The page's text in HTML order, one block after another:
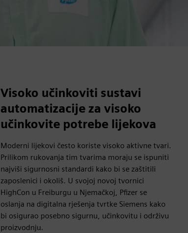
Visoko učinkoviti sustavi
automatizacije za visoko
učinkovite potrebe lijekova
Moderni lijekovi često koriste visoko aktivne tvari.
Prilikom rukovanja tim tvarima moraju se ispuniti
najviši sigurnosni standardi kako bi se zaštitili
zaposlenici i okoliš. U svojoj novoj tvornici
HighCon u Freiburgu u Njemačkoj, Pfizer se
oslanja na digitalna rješenja tvrtke Siemens kako
bi osigurao posebno sigurnu, učinkovitu i održivu
proizvodnju.